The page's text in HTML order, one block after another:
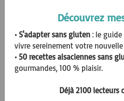
Bonjour Stéphanie,
Cela fait environ 75g de beurre
besoin en fonction de vos
Découvrez
• S'adapter sans gluten : le
vivre sereinement votre
• 50 recettes alsaciennes sans
gourmandes, 100 % plaisir.
Déjà 2100 lecteurs